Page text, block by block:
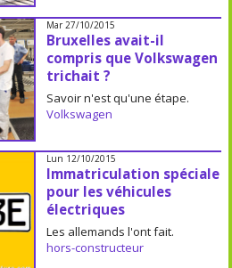
Mar 27/10/2015
Bruxelles avait-il
compris que Volkswagen
trichait ?
Savoir n'est qu'une étape.
Volkswagen
Lun 12/10/2015
Immatriculation spéciale
pour les véhicules
électriques
Les allemands l'ont fait.
hors-constructeur